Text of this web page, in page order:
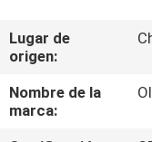
VIAJE
DE
LA
Lugar de
origen:
Nombre de la
marca: